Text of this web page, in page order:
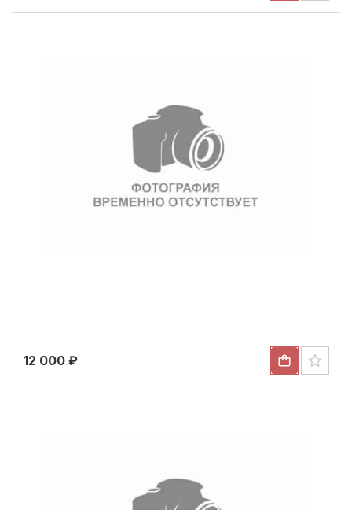
12 000 ₽